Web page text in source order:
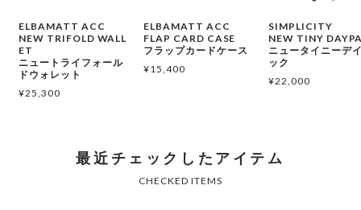
ELBAMATT ACC
NEW TRIFOLD WALL
ET
ニュートライフォール
ドウォレット
¥25,300
ELBAMATT ACC
FLAP CARD CASE
フラップカードケース
¥15,400
SIMPLICITY
NEW TINY
ニュータイニーデ
ック
¥22,000